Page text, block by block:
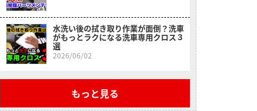
水洗い後の拭き取り作業が面倒？洗車
がもっとラクになる洗車専用クロス３
選
2026/06/02
もっと見る